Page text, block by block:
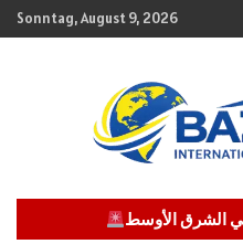
Skip
to
Sonntag, August 9, 2026
BAZNEWS
الشرق الأوسط